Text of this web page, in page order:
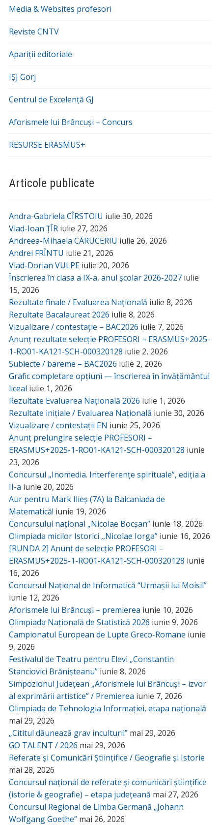
Media & Websites profesori
Reviste CNTV
Apariții editoriale
IȘJ Gorj
Centrul de Excelență GJ
Aforismele lui Brâncuși – Concurs
RESURSE ERASMUS+
Articole publicate
Andra-Gabriela CÎRSTOIU iulie 30, 2026
Vlad-Ioan ȚÎR iulie 27, 2026
Andreea-Mihaela CĂRUCERIU iulie 26, 2026
Andrei FRÎNTU iulie 21, 2026
Vlad-Dorian VULPE iulie 20, 2026
Înscrierea în clasa a IX-a, anul școlar 2026-2027 iulie
15, 2026
Rezultate finale / Evaluarea Națională iulie 8, 2026
Rezultate Bacalaureat 2026 iulie 8, 2026
Vizualizare / contestație – BAC2026 iulie 7, 2026
Anunț rezultate selecție PROFESORI – ERASMUS+2025-
1-RO01-KA121-SCH-000320128 iulie 2, 2026
Subiecte / bareme – BAC2026 iulie 2, 2026
Grafic completare opțiuni — înscrierea în învățământul
liceal iulie 1, 2026
Rezultate Evaluarea Națională 2026 iulie 1, 2026
Rezultate inițiale / Evaluarea Națională iunie 30, 2026
Vizualizare / contestații EN iunie 25, 2026
Anunț prelungire selecție PROFESORI –
ERASMUS+2025-1-RO01-KA121-SCH-000320128 iunie
23, 2026
Concursul „Inomedia. Interferențe spirituale”, ediția a
II-a iunie 20, 2026
Aur pentru Mark Ilieș (7A) la Balcaniada de
Matematică! iunie 19, 2026
Concursului național „Nicolae Bocșan” iunie 18, 2026
Olimpiada micilor Istorici ,,Nicolae Iorga” iunie 16, 2026
[RUNDA 2] Anunț de selecție PROFESORI –
ERASMUS+2025-1-RO01-KA121-SCH-000320128 iunie
16, 2026
Concursul Național de Informatică “Urmașii lui Moisil”
iunie 12, 2026
Aforismele lui Brâncuși – premierea iunie 10, 2026
Olimpiada Națională de Statistică 2026 iunie 9, 2026
Campionatul European de Lupte Greco-Romane iunie
9, 2026
Festivalul de Teatru pentru Elevi „Constantin
Stanciovici Brănișteanu” iunie 8, 2026
Simpozionul Județean „Aforismele lui Brâncuși – izvor
al exprimării artistice” / Premierea iunie 7, 2026
Olimpiada de Tehnologia Informației, etapa națională
mai 29, 2026
„Cititul dăunează grav inculturii” mai 29, 2026
GO TALENT / 2026 mai 29, 2026
Referate și Comunicări Științifice / Geografie și Istorie
mai 28, 2026
Concursul național de referate și comunicări științifice
(istorie & geografie) – etapa județeană mai 27, 2026
Concursul Regional de Limba Germană „Johann
Wolfgang Goethe” mai 26, 2026